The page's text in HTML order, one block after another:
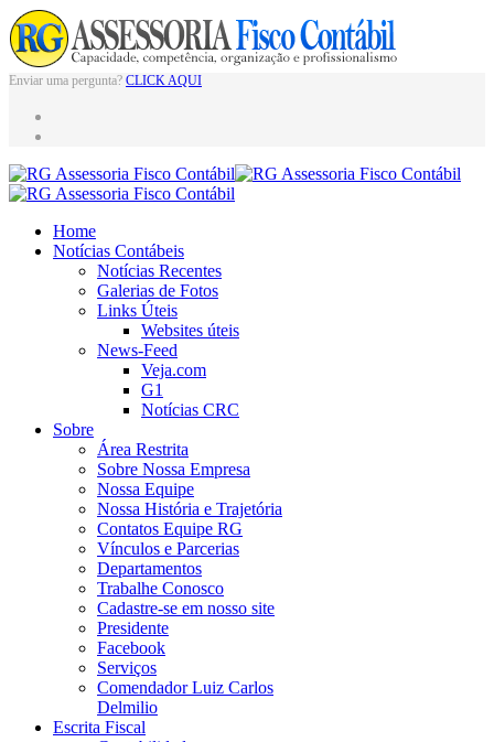
Enviar uma pergunta? CLICK AQUI
Home
Notícias Contábeis
Notícias Recentes
Galerias de Fotos
Links Úteis
Websites úteis
News-Feed
Veja.com
G1
Notícias CRC
Sobre
Área Restrita
Sobre Nossa Empresa
Nossa Equipe
Nossa História e Trajetória
Contatos Equipe RG
Vínculos e Parcerias
Departamentos
Trabalhe Conosco
Cadastre-se em nosso site
Presidente
Facebook
Serviços
Comendador Luiz Carlos
Delmilio
Escrita Fiscal